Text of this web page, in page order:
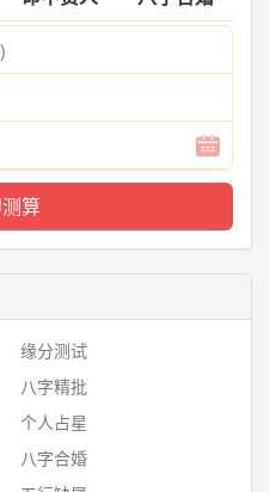
缘分测试
八字精批
个人占星
八字合婚